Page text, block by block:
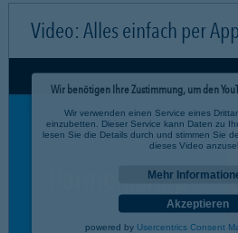
Video: Alles einfach per
Wir benötigen Ihre Zustimmung, um den
Wir verwenden einen Service eines
einzubetten. Dieser Service kann Daten zu
lesen Sie die Details durch und stimmen Sie
dieses Video
Mehr
Akzeptieren
powered by Usercentrics Consent